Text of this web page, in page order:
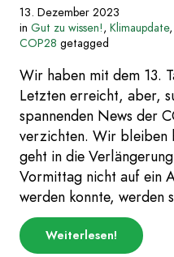
13. Dezember 2023
in Gut zu wissen!, Klimaupdate,
COP28 getagged
Wir haben mit dem 13.
Letzten erreicht, aber,
spannenden News der
verzichten. Wir bleiben
geht in die
Vormittag nicht auf ein
werden konnte, werden
Weiterlesenüber
„COP-
!